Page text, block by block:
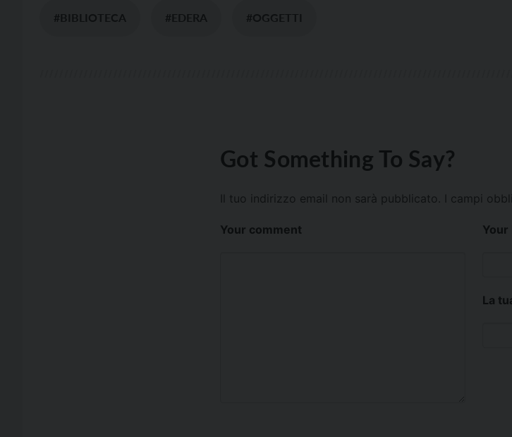
#BIBLIOTECA #EDERA #OGGETTI
Got Something To Say?
Il tuo indirizzo email non sarà pubblicato. I campi
Your comment Your
La